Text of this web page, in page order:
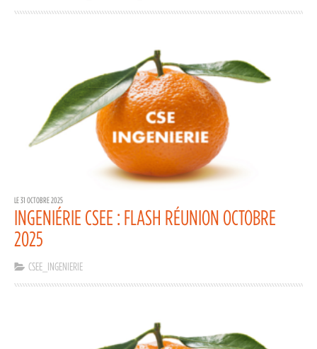
LE 31 OCTOBRE 2025
INGENIÉRIE CSEE : FLASH RÉUNION OCTOBRE
2025
CSEE_INGENIERIE